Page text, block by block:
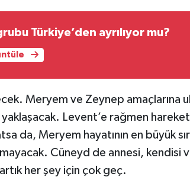
Türkiye’den ayrılıyor mu?
Meryem ve Zeynep amaçlarına
Levent’e rağmen
da, Meryem hayatının en büyük
Cüneyd de annesi, kendisi
her şey için çok geç.